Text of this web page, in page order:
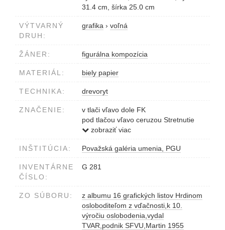
31.4 cm, šírka 25.0 cm
VÝTVARNÝ
DRUH:
grafika › voľná
ŽÁNER: figurálna kompozícia
MATERIÁL: biely papier
TECHNIKA: drevoryt
ZNAČENIE:
v tlači vľavo dole FK
pod tlačou vľavo ceruzou Stretnutie
partizánov s 1. čsl.brigádou
zobraziť viac
INŠTITÚCIA: Považská galéria umenia, PGU
INVENTÁRNE
ČÍSLO:
G 281
ZO SÚBORU:
z albumu 16 grafických listov Hrdinom
osloboditeľom z vďačnosti,k 10.
výročiu oslobodenia,vydal
TVAR,podnik SFVU,Martin 1955